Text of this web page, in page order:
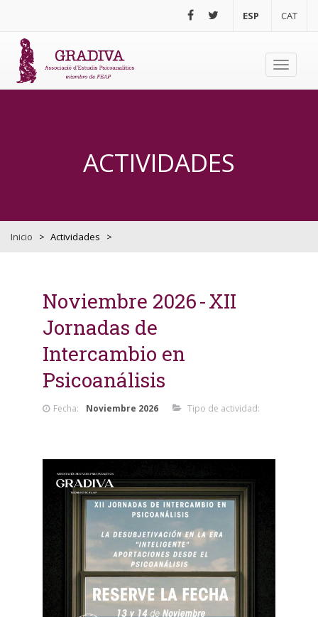
ESP CAT
Toggle
ACTIVIDADES
Inicio > Actividades >
Noviembre 2026 XII
Jornadas de
Intercambio en
Psicoanálisis
Fecha: Noviembre 2026 Tipo de actividad: